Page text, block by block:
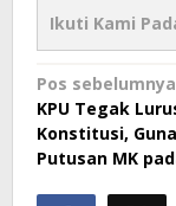
Ikuti Kami
Navigasi
pos
Pos sebelumnya
KPU Tegak
Konstitusi,
Putusan MK